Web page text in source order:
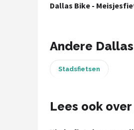
New Looxs
Dallas Bike -
Andere
Stadsfietsen
Lees ook